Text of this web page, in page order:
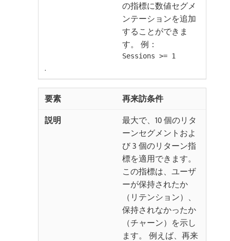
の指標に数値セグメ
ンテーションを追加
することができま
す。 例：
Sessions >= 1
.
再来訪条件
最大で、10 個のリタ
ーンセグメントおよ
び 3 個のリターン指
標を適用できます。
この指標は、ユーザ
ーが保持されたか
（リテンション）、
保持されなかったか
（チャーン）を示し
ます。 例えば、再来